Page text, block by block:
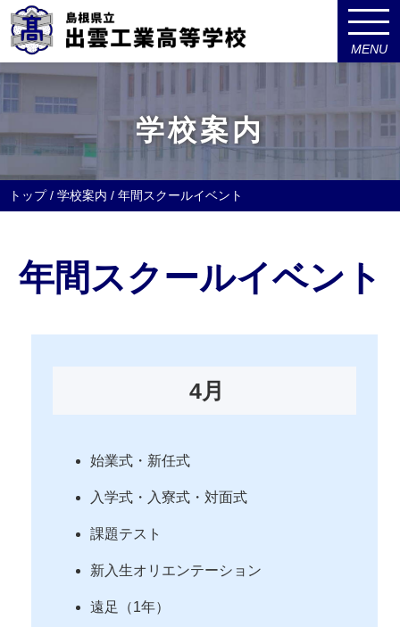
このページの本文へ
MENU
学校案内
現
置：
トップ/ 学校案内 / 年間スクールイベント
年間スクールイベント
4月
始業式・新任式
入学式・入寮式・対面式
課題テスト
新入生オリエンテーション
遠足（1年）